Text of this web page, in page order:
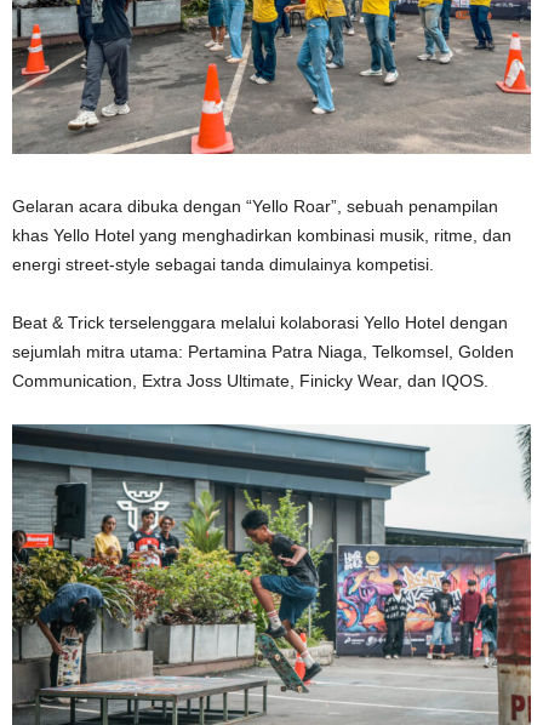
Gelaran acara dibuka dengan “Yello Roar”, sebuah penampilan
khas Yello Hotel yang menghadirkan kombinasi musik, ritme, dan
energi street-style sebagai tanda dimulainya kompetisi.
Beat & Trick terselenggara melalui kolaborasi Yello Hotel dengan
sejumlah mitra utama: Pertamina Patra Niaga, Telkomsel, Golden
Communication, Extra Joss Ultimate, Finicky Wear, dan IQOS.